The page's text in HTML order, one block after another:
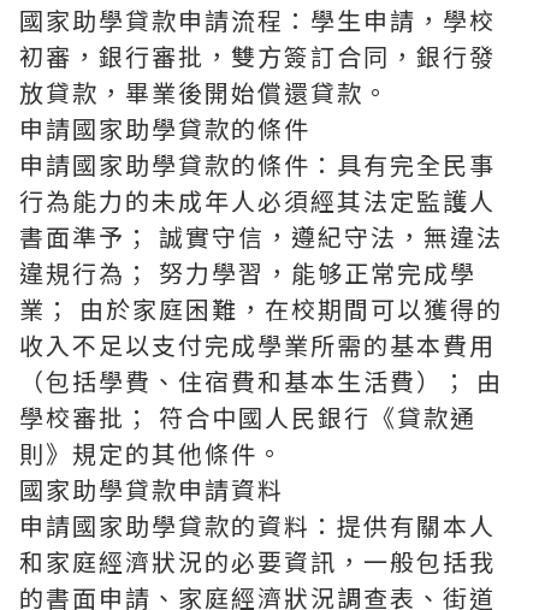
國家助學貸款申請流程：學生申請，學校
初審，銀行審批，雙方簽訂合同，銀行發
放貸款，畢業後開始償還貸款。
申請國家助學貸款的條件
申請國家助學貸款的條件：具有完全民事
行為能力的未成年人必須經其法定監護人
書面準予； 誠實守信，遵紀守法，無違法
違規行為； 努力學習，能够正常完成學
業； 由於家庭困難，在校期間可以獲得的
收入不足以支付完成學業所需的基本費用
（包括學費、住宿費和基本生活費）； 由
學校審批； 符合中國人民銀行《貸款通
則》規定的其他條件。
國家助學貸款申請資料
申請國家助學貸款的資料：提供有關本人
和家庭經濟狀況的必要資訊，一般包括我
的書面申請、家庭經濟狀況調查表、街道